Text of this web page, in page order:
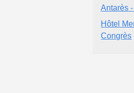
Antarès
Hôtel
Congrès